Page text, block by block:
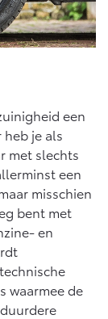
een
je als
met slechts
een
misschien
bent met
en
waarmee de